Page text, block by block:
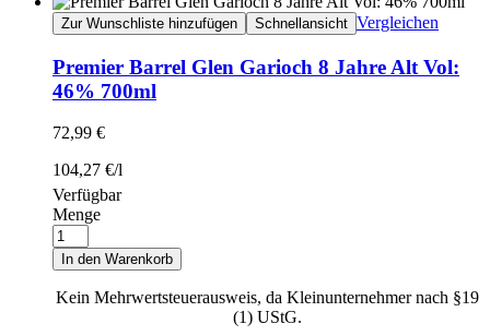
Zur Wunschliste hinzufügen Schnellansicht Vergleichen
Premier Barrel Glen Garioch 8 Jahre Alt Vol:
46% 700ml
72,99 €
104,27 €/l
Verfügbar
Menge
In den Warenkorb
Kein Mehrwertsteuerausweis, da Kleinunternehmer nach §19
(1) UStG.